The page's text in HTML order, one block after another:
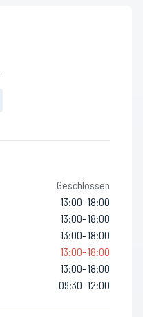
Geschlossen
13:00–18:00
13:00–18:00
13:00–18:00
13:00–18:00
13:00–18:00
09:30–12:00